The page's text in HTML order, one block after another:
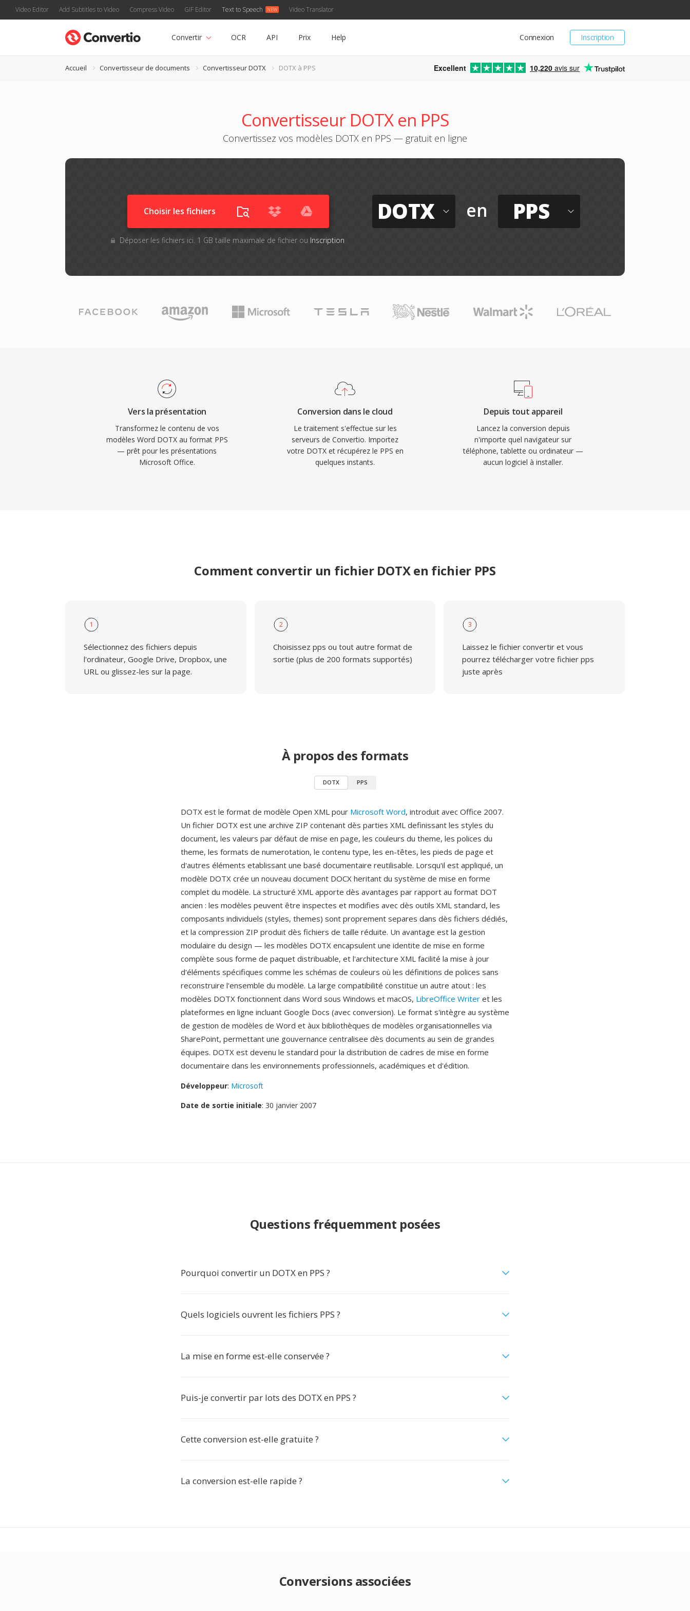
Video Editor Add Subtitles to Video Compress Video GIF Editor Text to Speech Video Translator
Inscription
Connexion
Convertir OCR API Prix Help
Accueil Convertisseur de documents Convertisseur DOTX DOTX à PPS Excellent 10,220 avis sur
Convertisseur DOTX en PPS
Convertissez vos modèles DOTX en PPS — gratuit en ligne
Choisir les fichiers
Déposer les fichiers ici. 1 GB taille maximale de fichier ou Inscription
DOTX en PPS
Vers la présentation
Transformez le contenu de vos
modèles Word DOTX au format PPS
— prêt pour les présentations
Microsoft Office.
Conversion dans le cloud
Le traitement s'effectue sur les
serveurs de Convertio. Importez
votre DOTX et récupérez le PPS en
quelques instants.
Depuis tout appareil
Lancez la conversion depuis
n'importe quel navigateur sur
téléphone, tablette ou ordinateur —
aucun logiciel à installer.
Comment convertir un fichier DOTX en fichier PPS
1
Sélectionnez des fichiers depuis
l'ordinateur, Google Drive, Dropbox, une
URL ou glissez-les sur la page.
2
Choisissez pps ou tout autre format de
sortie (plus de 200 formats supportés)
3
Laissez le fichier convertir et vous
pourrez télécharger votre fichier pps
juste après
À propos des formats
DOTX PPS
DOTX est le format de modèle Open XML pour Microsoft Word, introduit avec Office 2007.
Un fichier DOTX est une archive ZIP contenant dès parties XML definissant les styles du
document, les valeurs par défaut de mise en page, les couleurs du theme, les polices du
theme, les formats de numerotation, le contenu type, les en-têtes, les pieds de page et
d'autres éléments etablissant une basé documentaire reutilisable. Lorsqu'il est appliqué, un
modèle DOTX crée un nouveau document DOCX heritant du système de mise en forme
complet du modèle. La structuré XML apporte dès avantages par rapport au format DOT
ancien : les modèles peuvent être inspectes et modifies avec dès outils XML standard, les
composants individuels (styles, themes) sont proprement separes dans dès fichiers dédiés,
et la compression ZIP produit dès fichiers de taille réduite. Un avantage est la gestion
modulaire du design — les modèles DOTX encapsulent une identite de mise en forme
complète sous forme de paquet distribuable, et l'architecture XML facilité la mise à jour
d'éléments spécifiques comme les schémas de couleurs où les définitions de polices sans
reconstruire l'ensemble du modèle. La large compatibilité constitue un autre atout : les
modèles DOTX fonctionnent dans Word sous Windows et macOS, LibreOffice Writer et les
plateformes en ligne incluant Google Docs (avec conversion). Le format s'intègre au système
de gestion de modèles de Word et àux bibliothèques de modèles organisationnelles via
SharePoint, permettant une gouvernance centralisee dès documents au sein de grandes
équipes. DOTX est devenu le standard pour la distribution de cadres de mise en forme
documentaire dans les environnements professionnels, académiques et d'édition.
Développeur: Microsoft
Date de sortie initiale: 30 janvier 2007
Questions fréquemment posées
Pourquoi convertir un DOTX en PPS ?
Quels logiciels ouvrent les fichiers PPS ?
La mise en forme est-elle conservée ?
Puis-je convertir par lots des DOTX en PPS ?
Cette conversion est-elle gratuite ?
La conversion est-elle rapide ?
Conversions associées